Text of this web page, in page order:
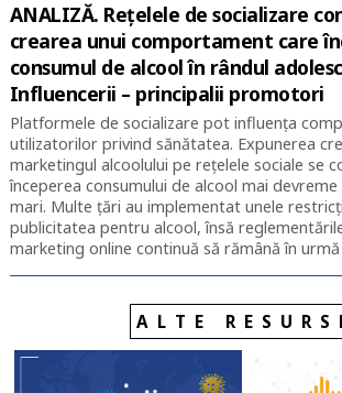
ANALIZĂ. Rețelele de socializare
crearea unui comportament care
consumul de alcool în rândul
Influencerii – principalii promotori
Platformele de socializare pot influența
utilizatorilor privind sănătatea. Expunerea
marketingul alcoolului pe rețelele sociale se
începerea consumului de alcool mai
mari. Multe țări au implementat unele
publicitatea pentru alcool, însă
marketing online continuă să rămână în
ALTE